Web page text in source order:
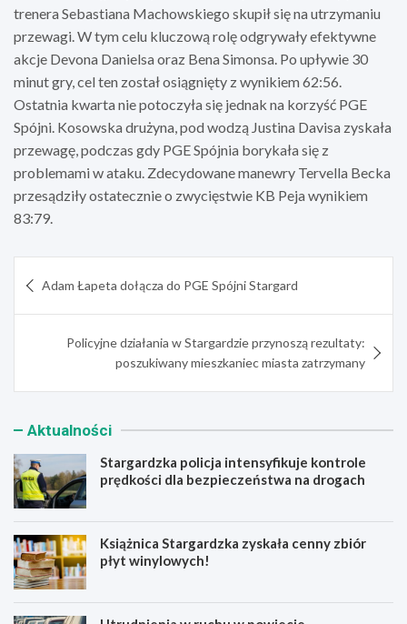
trenera Sebastiana Machowskiego skupił się na utrzymaniu
przewagi. W tym celu kluczową rolę odgrywały efektywne
akcje Devona Danielsa oraz Bena Simonsa. Po upływie 30
minut gry, cel ten został osiągnięty z wynikiem 62:56.
Ostatnia kwarta nie potoczyła się jednak na korzyść PGE
Spójni. Kosowska drużyna, pod wodzą Justina Davisa zyskała
przewagę, podczas gdy PGE Spójnia borykała się z
problemami w ataku. Zdecydowane manewry Tervella Becka
przesądziły ostatecznie o zwycięstwie KB Peja wynikiem
83:79.
wpisu
Adam Łapeta dołącza do PGE Spójni Stargard
Policyjne działania w Stargardzie przynoszą rezultaty:
poszukiwany mieszkaniec miasta zatrzymany
Aktualności
Stargardzka policja intensyfikuje kontrole
prędkości dla bezpieczeństwa na drogach
Książnica Stargardzka zyskała cenny zbiór
płyt winylowych!